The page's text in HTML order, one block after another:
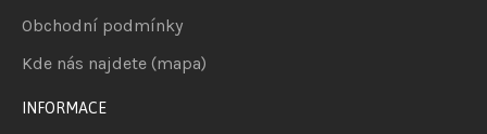
Obchodní podmínky
Kde nás najdete (mapa)
INFORMACE